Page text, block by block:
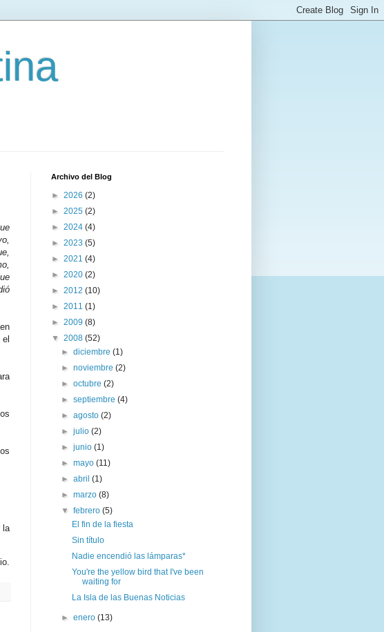
la
Archivo del Blog
► 2026 (2)
► 2025 (2)
► 2024 (4)
► 2023 (5)
► 2021 (4)
► 2020 (2)
► 2012 (10)
► 2011 (1)
► 2009 (8)
▼ 2008 (52)
►diciembre(1)
►noviembre(2)
►octubre(2)
►septiembre(4)
►agosto(2)
►julio(2)
►junio(1)
►mayo(11)
►abril(1)
►marzo(8)
▼febrero(5)
El fin de la fiesta
Sin título
Nadie encendió las lámparas*
You're the yellow bird that I've been
waiting for
La Isla de las Buenas Noticias
►enero(13)